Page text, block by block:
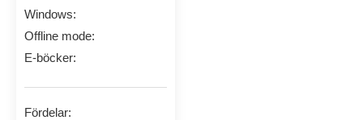
Windows:
Offline mode:
E-böcker:
Fördelar: